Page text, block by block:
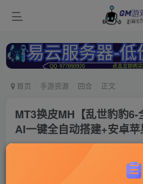
首页 手游资源 回合 正文
MT3换皮MH【乱世豹豹6-
AI一键全自动搭建+安卓